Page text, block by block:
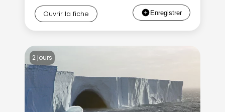
Ouvrir la fiche
2 jours